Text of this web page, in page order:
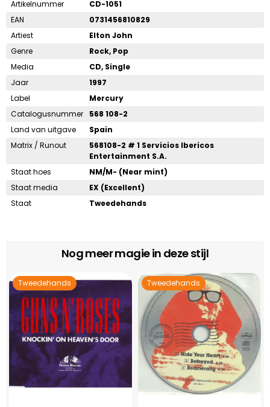
Artikelnummer
CD-1051
EAN
0731456810829
Artiest
Elton John
Genre
Rock, Pop
Media
CD, Single
Jaar
1997
Label
Mercury
Catalogusnummer
568 108-2
Land van uitgave
Spain
Matrix / Runout
568108-2 # 1 Servicios Ibericos
Entertainment S.A.
Staat hoes
NM/M- (Near mint)
Staat media
EX (Excellent)
Staat
Tweedehands
Nog meer magie in deze stijl
Tweedehands Tweedehands